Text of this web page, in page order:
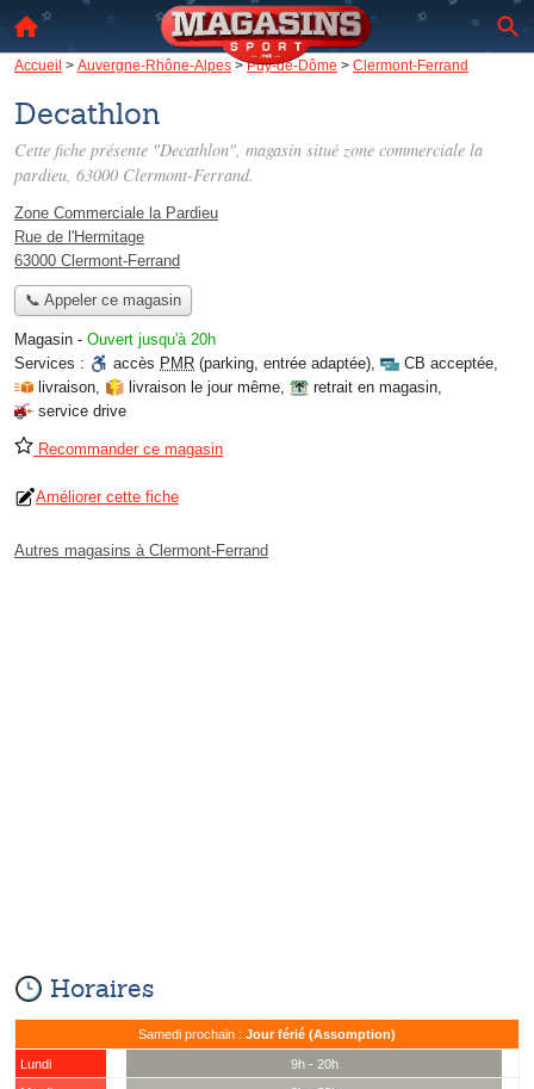
Accueil > Auvergne-Rhône-Alpes >Puy-de-Dôme > Clermont-Ferrand
Decathlon
Cette fiche présente "Decathlon", magasin situé zone commerciale la
pardieu, 63000 Clermont-Ferrand.
Zone Commerciale la Pardieu
Rue de l'Hermitage
63000 Clermont-Ferrand
📞 Appeler ce magasin
Magasin - Ouvert jusqu'à 20h
Services :
accès PMR (parking, entrée adaptée), CB acceptée,
livraison, livraison le jour même, retrait en magasin,
service drive
Recommander ce magasin
Améliorer cette fiche
Autres magasins à Clermont-Ferrand
Horaires
Samedi prochain : Jour férié (Assomption)
Lundi
9h - 20h